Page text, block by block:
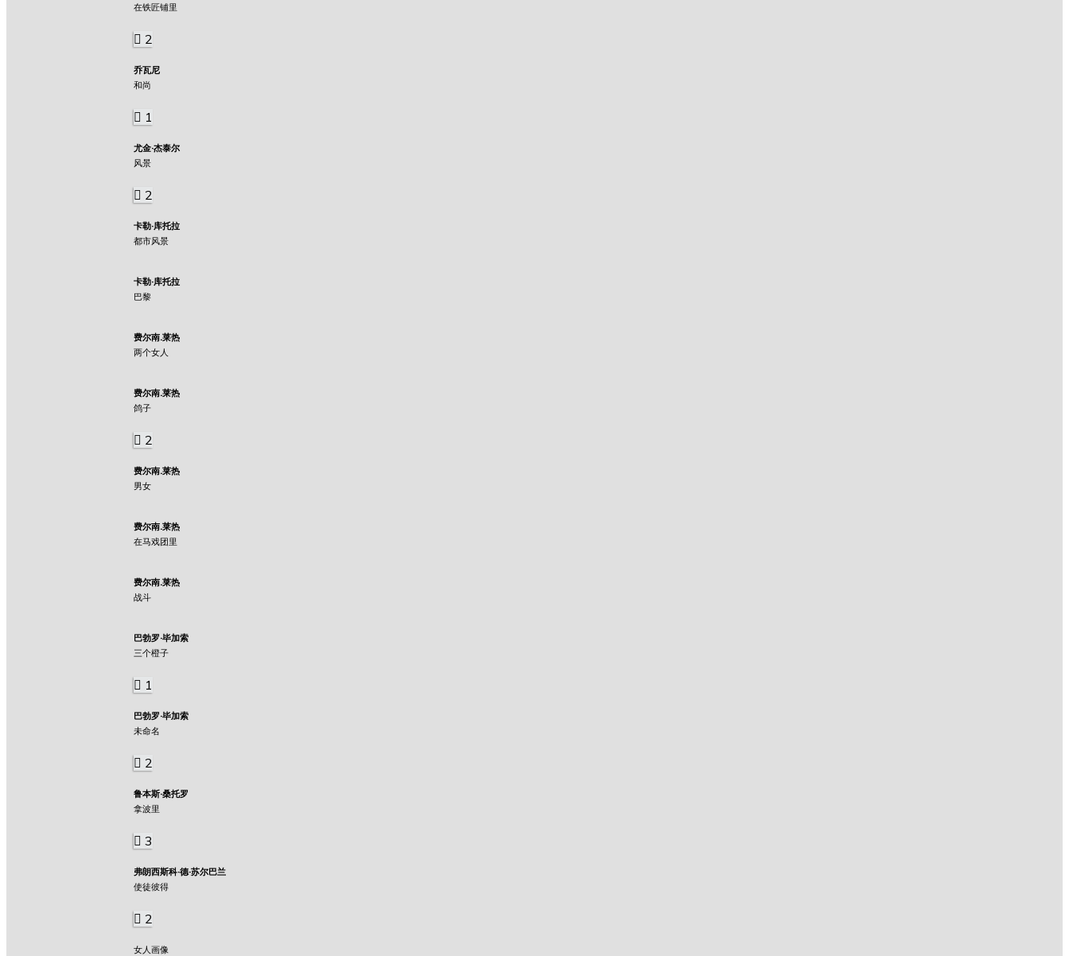
在铁匠铺里
2
乔瓦尼
和尚
1
尤金·杰泰尔
风景
2
卡勒·库托拉
都市风景
卡勒·库托拉
巴黎
费尔南.莱热
两个女人
费尔南.莱热
鸽子
2
费尔南.莱热
男女
费尔南.莱热
在马戏团里
费尔南.莱热
战斗
巴勃罗·毕加索
三个橙子
1
巴勃罗·毕加索
未命名
2
鲁本斯·桑托罗
拿波里
3
弗朗西斯科·德·苏尔巴兰
使徒彼得
2
女人画像